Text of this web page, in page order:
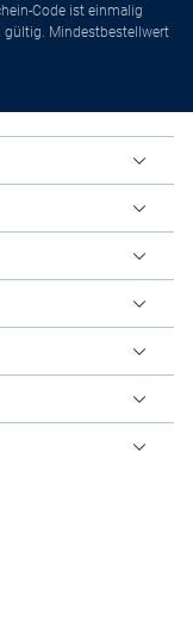
Code ist einmalig
Mindestbestellwert